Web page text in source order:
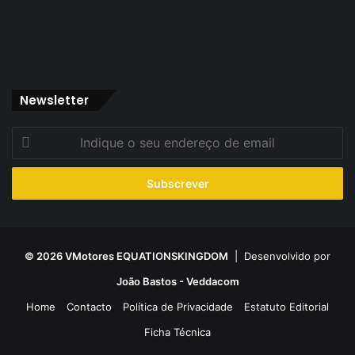
Newsletter
seu
de
© 2026 VMotores EQUATIONSKINGDOM | Desenvolvido por
João Bastos - Veddacom
Home
Contacto Política de Privacidade
Estatuto Editorial
Ficha Técnica